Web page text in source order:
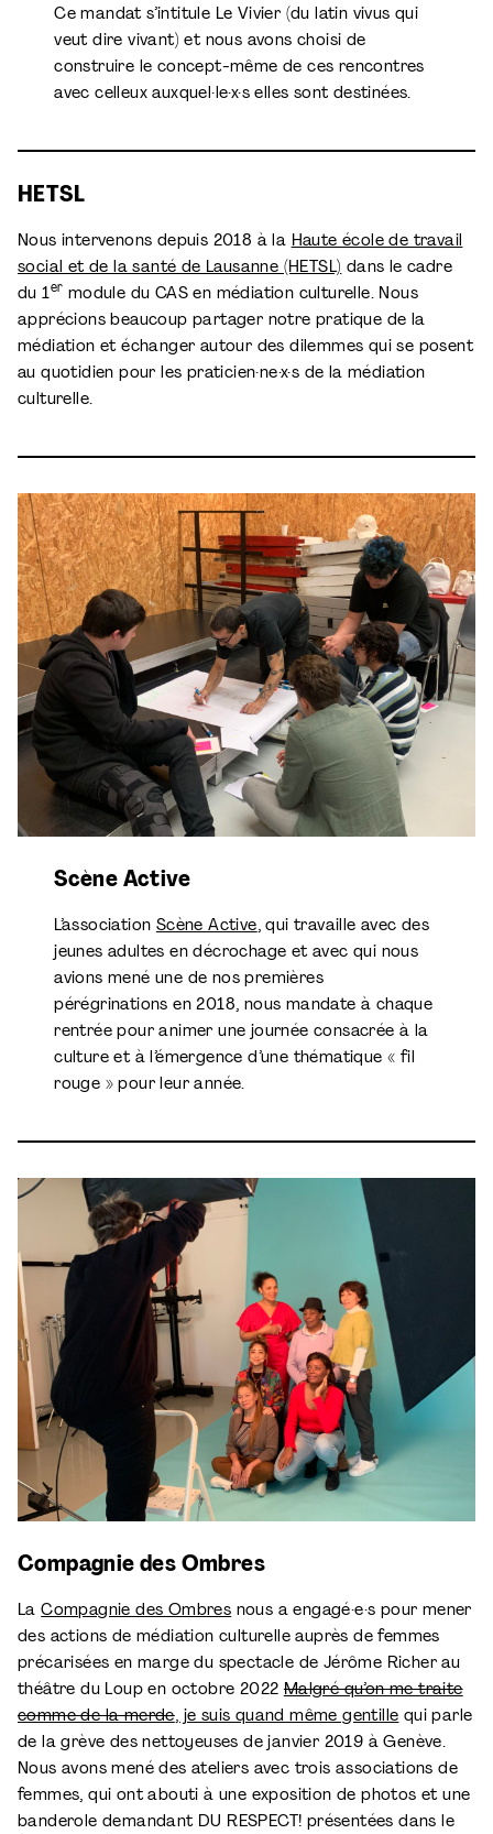
Ce mandat s’intitule Le Vivier (du latin vivus qui
veut dire vivant) et nous avons choisi de
construire le concept-même de ces rencontres
avec celleux auxquel·le·x·s elles sont destinées.
HETSL
Nous intervenons depuis 2018 à la Haute école de travail
social et de la santé de Lausanne (HETSL) dans le cadre
du 1er module du CAS en médiation culturelle. Nous
apprécions beaucoup partager notre pratique de la
médiation et échanger autour des dilemmes qui se posent
au quotidien pour les praticien·ne·x·s de la médiation
culturelle.
Scène Active
L’association Scène Active, qui travaille avec des
jeunes adultes en décrochage et avec qui nous
avions mené une de nos premières
pérégrinations en 2018, nous mandate à chaque
rentrée pour animer une journée consacrée à la
culture et à l’émergence d’une thématique « fil
rouge » pour leur année.
Compagnie des Ombres
LaCompagnie des Ombres nous a engagé·e·s pour mener
des actions de médiation culturelle auprès de femmes
précarisées en marge du spectacle de Jérôme Richer au
théâtre du Loup en octobre 2022Malgré qu’on me traite
comme de la merde, je suis quand même gentille qui parle
de la grève des nettoyeuses de janvier 2019 à Genève.
Nous avons mené des ateliers avec trois associations de
femmes, qui ont abouti à une exposition de photos et une
banderole demandant DU RESPECT! présentées dans le